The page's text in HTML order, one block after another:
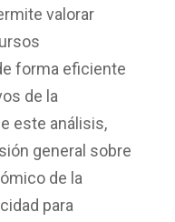
valorar
forma eficiente
de la
este análisis,
general sobre
de la
para